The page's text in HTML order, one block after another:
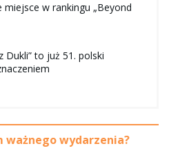
miejsce w rankingu „Beyond
Dukli” to już 51. polski
ważnego wydarzenia?